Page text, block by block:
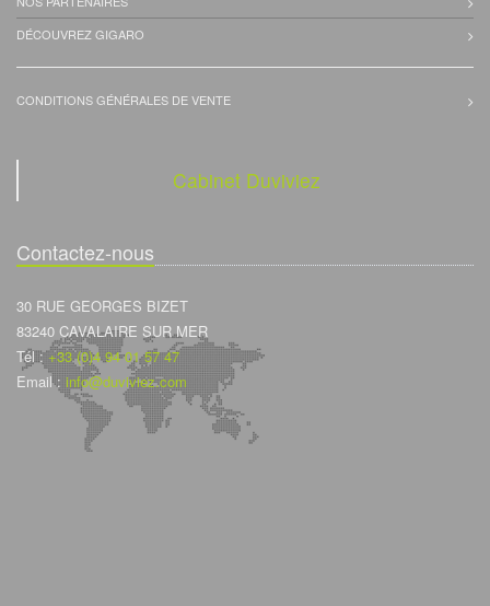
DÉCOUVREZ GIGARO
CONDITIONS GÉNÉRALES DE VENTE
Cabinet Duviviez
Contactez-nous
30 RUE GEORGES BIZET
83240 CAVALAIRE SUR MER
Tél :+33 (0)4 94 01 57 47
Email : info@duviviez.com